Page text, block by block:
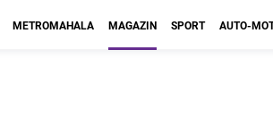
METROMAHALA MAGAZIN SPORT AUTO-